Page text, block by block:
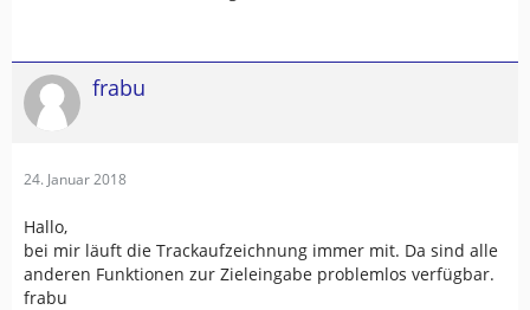
frabu
24. Januar 2018
Hallo,
bei mir läuft die Trackaufzeichnung immer mit. Da sind alle
anderen Funktionen zur Zieleingabe problemlos verfügbar.
frabu